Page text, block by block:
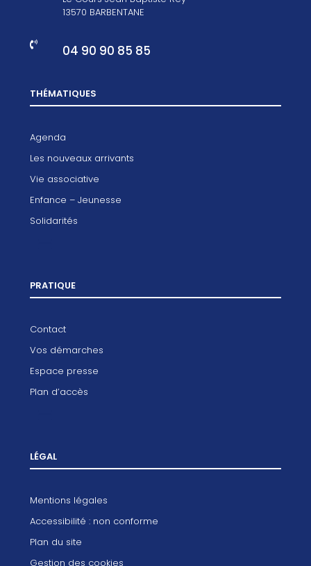
13570 BARBENTANE
 04 90 90 85 85
THÉMATIQUES
Agenda
Les nouveaux arrivants
Vie associative
Enfance – Jeunesse
Solidarités
PRATIQUE
Contact
Vos démarches
Espace presse
Plan d’accès
LÉGAL
Mentions légales
Accessibilité : non conforme
Plan du site
Gestion des cookies